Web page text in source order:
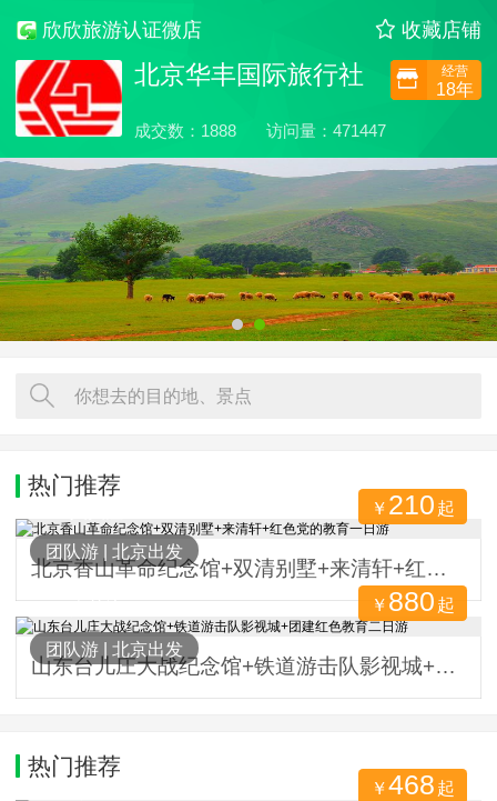
欣欣旅游认证微店 收藏店铺
经营
18年
北京华丰国际旅行社
成交数：1888 访问量：471447
你想去的目的地、景点
热门推荐
团队游 |北京出发
￥ 210 起
北京香山革命纪念馆+双清别墅+来清轩+红色党的教育一日游
团队游 |北京出发
4799人关注 ￥ 880 起
山东台儿庄大战纪念馆+铁道游击队影视城+团建红色教育二日游
热门推荐
￥468 起